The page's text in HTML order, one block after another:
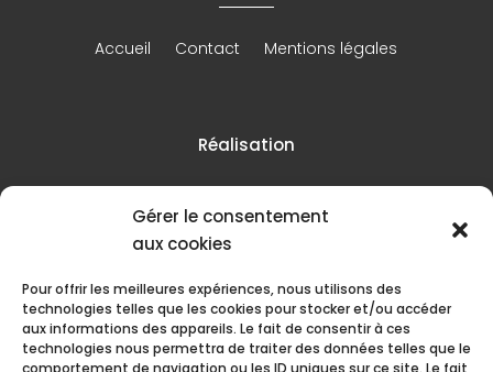
Gérer le consentement
aux cookies
Pour offrir les meilleures expériences, nous utilisons des
technologies telles que les cookies pour stocker et/ou accéder
aux informations des appareils. Le fait de consentir à ces
technologies nous permettra de traiter des données telles que le
comportement de navigation ou les ID uniques sur ce site. Le fait
Accueil Contact Mentions légales
Réalisation